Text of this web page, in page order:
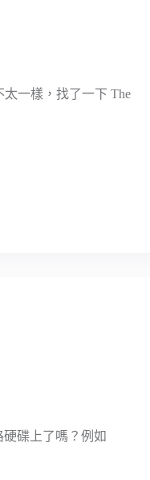
一樣，找了一下 The
碟上了嗎？例如